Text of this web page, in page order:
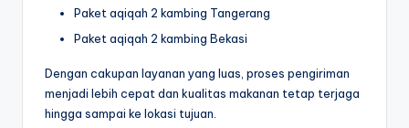
Paket aqiqah 2 kambing Tangerang
Paket aqiqah 2 kambing Bekasi
Dengan cakupan layanan yang luas, proses pengiriman
menjadi lebih cepat dan kualitas makanan tetap terjaga
hingga sampai ke lokasi tujuan.